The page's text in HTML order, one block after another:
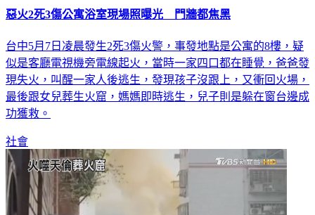
惡火2死3傷公寓浴室現場照曝光 門牆都焦黑
台中5月7日凌晨發生2死3傷火警，事發地點是公寓的8樓，疑
似是客廳電視機旁電線起火，當時一家四口都在睡覺，爸爸發
現失火，叫醒一家人後逃生，發現孩子沒跟上，又衝回火場，
最後跟女兒葬生火窟，媽媽即時逃生，兒子則是躲在窗台邊成
功獲救。
社會